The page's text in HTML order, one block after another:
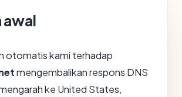
awal
otomatis kami terhadap
mengembalikan respons DNS
ke United States,